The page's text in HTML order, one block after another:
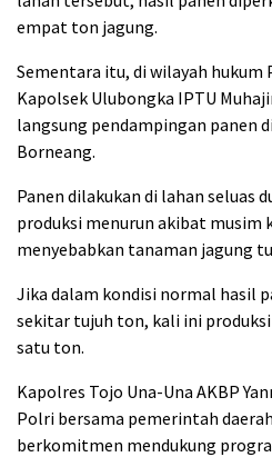
empat ton jagung.
Sementara itu, di wilayah hukum
Kapolsek Ulubongka IPTU
langsung pendampingan panen
Borneang.
Panen dilakukan di lahan seluas
produksi menurun akibat musim
menyebabkan tanaman jagung
Jika dalam kondisi normal hasil
sekitar tujuh ton, kali ini
satu ton.
Kapolres Tojo Una-Una AKBP
Polri bersama pemerintah
berkomitmen mendukung